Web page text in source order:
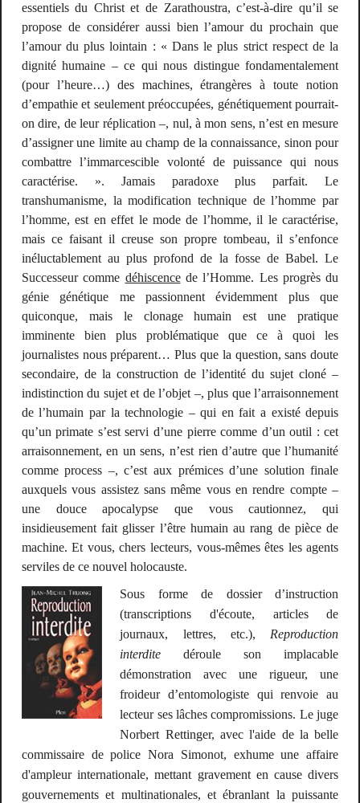
essentiels du Christ et de Zarathoustra, c’est-à-dire qu’il se
propose de considérer aussi bien l’amour du prochain que
l’amour du plus lointain : « Dans le plus strict respect de la
dignité humaine – ce qui nous distingue fondamentalement
(pour l’heure…) des machines, étrangères à toute notion
d’empathie et seulement préoccupées, génétiquement pourrait-
on dire, de leur réplication –, nul, à mon sens, n’est en mesure
d’assigner une limite au champ de la connaissance, sinon pour
combattre l’immarcescible volonté de puissance qui nous
caractérise. ». Jamais paradoxe plus parfait. Le
transhumanisme, la modification technique de l’homme par
l’homme, est en effet le mode de l’homme, il le caractérise,
mais ce faisant il creuse son propre tombeau, il s’enfonce
inéluctablement au plus profond de la fosse de Babel. Le
Successeur comme déhiscence de l’Homme. Les progrès du
génie génétique me passionnent évidemment plus que
quiconque, mais le clonage humain est une pratique
imminente bien plus problématique que ce à quoi les
journalistes nous préparent… Plus que la question, sans doute
secondaire, de la construction de l’identité du sujet cloné –
indistinction du sujet et de l’objet –, plus que l’arraisonnement
de l’humain par la technologie – qui en fait a existé depuis
qu’un primate s’est servi d’une pierre comme d’un outil : cet
arraisonnement, en un sens, n’est rien d’autre que l’humanité
commeprocess –, c’est aux prémices d’une solution finale
auxquels vous assistez sans même vous en rendre compte –
une douce apocalypse que vous cautionnez, qui
insidieusement fait glisser l’être humain au rang de pièce de
machine. Et vous, chers lecteurs, vous-mêmes êtes les agents
serviles de ce nouvel holocauste.
Sous forme de dossier d’instruction
(transcriptions d'écoute, articles de
journaux, lettres, etc.), Reproduction
interdite déroule son implacable
démonstration avec une rigueur, une
froideur d’entomologiste qui renvoie au
lecteur ses lâches compromissions. Le juge
Norbert Rettinger, avec l'aide de la belle
commissaire de police Nora Simonot, exhume une affaire
d'ampleur internationale, mettant gravement en cause divers
gouvernements et multinationales, et ébranlant la puissante